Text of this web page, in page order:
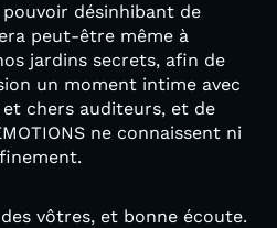
désinhibant de
peut-être même à
jardins secrets, afin de
un moment intime avec
chers auditeurs, et de
ne connaissent ni
vôtres, et bonne écoute.